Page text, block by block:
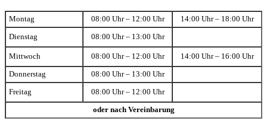
Montag 08:00 Uhr – 12:00 Uhr 14:00 Uhr – 18:00 Uhr
Dienstag 08:00 Uhr – 13:00 Uhr
Mittwoch 08:00 Uhr – 12:00 Uhr 14:00 Uhr – 16:00 Uhr
Donnerstag 08:00 Uhr – 13:00 Uhr
Freitag 08:00 Uhr – 12:00 Uhr
oder nach Vereinbarung